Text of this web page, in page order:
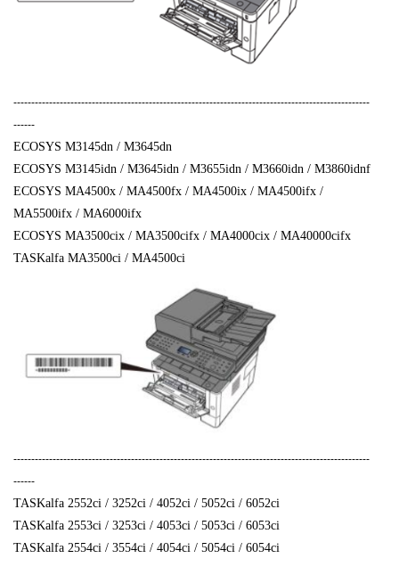
----------------------------------------------------------------------------------------------------
------
ECOSYS M3145dn / M3645dn
ECOSYS M3145idn / M3645idn / M3655idn / M3660idn / M3860idnf
ECOSYS MA4500x / MA4500fx / MA4500ix / MA4500ifx /
MA5500ifx / MA6000ifx
ECOSYS MA3500cix / MA3500cifx / MA4000cix / MA40000cifx
TASKalfa MA3500ci / MA4500ci
----------------------------------------------------------------------------------------------------
------
TASKalfa 2552ci / 3252ci / 4052ci / 5052ci / 6052ci
TASKalfa 2553ci / 3253ci / 4053ci / 5053ci / 6053ci
TASKalfa 2554ci / 3554ci / 4054ci / 5054ci / 6054ci